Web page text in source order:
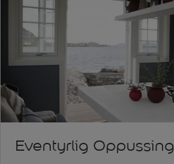
Eventyrlig